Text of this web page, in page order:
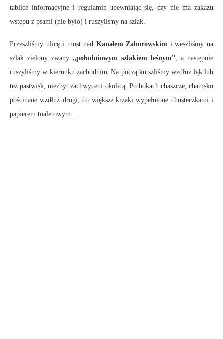
tablice informacyjne i regulamin upewniając się, czy nie ma zakazu
wstępu z psami (nie było) i ruszyliśmy na szlak.
Przeszliśmy ulicę i most nad Kanałem Zaborowskim i weszliśmy na
szlak zielony zwany„południowym szlakiem leśnym”, a następnie
ruszyliśmy w kierunku zachodnim. Na początku szliśmy wzdłuż łąk lub
też pastwisk, niezbyt zachwyceni okolicą. Po bokach chaszcze, chamsko
pościnane wzdłuż drogi, co większe krzaki wypełnione chusteczkami i
papierem toaletowym…